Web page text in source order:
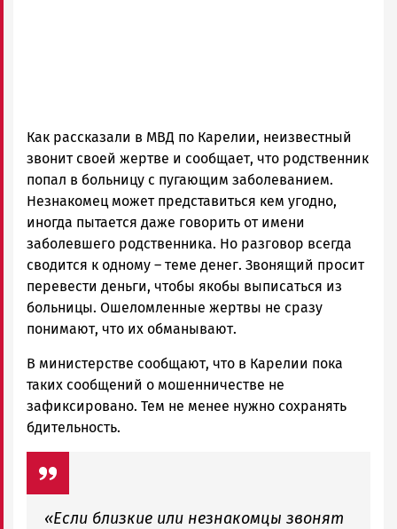
Как рассказали в МВД по Карелии, неизвестный
звонит своей жертве и сообщает, что родственник
попал в больницу с пугающим заболеванием.
Незнакомец может представиться кем угодно,
иногда пытается даже говорить от имени
заболевшего родственника. Но разговор всегда
сводится к одному – теме денег. Звонящий просит
перевести деньги, чтобы якобы выписаться из
больницы. Ошеломленные жертвы не сразу
понимают, что их обманывают.
В министерстве сообщают, что в Карелии пока
таких сообщений о мошенничестве не
зафиксировано. Тем не менее нужно сохранять
бдительность.
«Если близкие или незнакомцы звонят